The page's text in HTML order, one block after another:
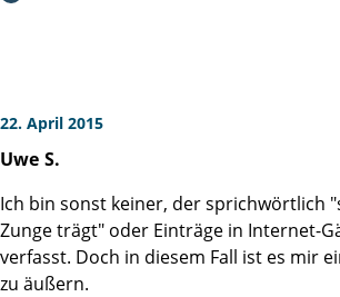
Nerven nicht geschont werden konnten.
aber so positiv, wie es kaum zu hoffen
konnten beidseitig erhalten werden,
Nachteile der offenen OP im Vergleich
Methode waren für mich nicht wirklich
gut 6 Wochen nach der OP, kann ich nur
weitergeben. Absolut
22. April 2015
Uwe S.
Ich bin sonst keiner, der sprichwörtlich
Zunge trägt" oder Einträge in Internet-
verfasst. Doch in diesem Fall ist es mir
zu äußern.